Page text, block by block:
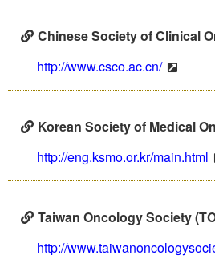
Chinese Society of Clinical
http://www.csco.ac.cn/
Korean Society of Medical
http://eng.ksmo.or.kr/main.html
Taiwan Oncology Society
http://